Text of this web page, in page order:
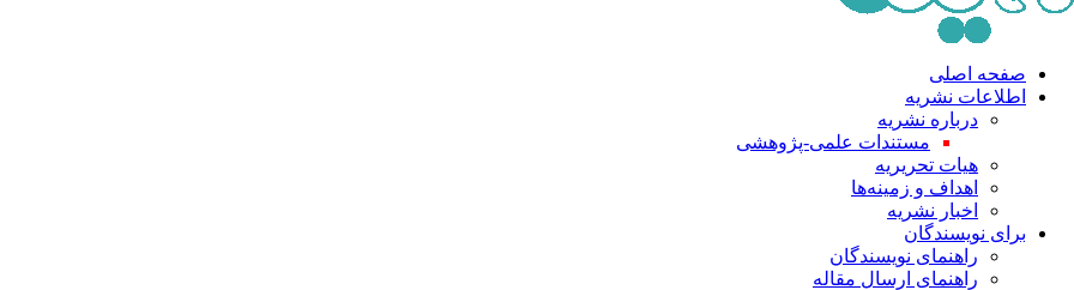
صفحه اصلی
اطلاعات نشریه
درباره نشریه
مستندات علمی-پژوهشی
هیات تحریریه
اهداف و زمینه‌ها
اخبار نشریه
برای نویسندگان
راهنمای نویسندگان
راهنمای ارسال مقاله